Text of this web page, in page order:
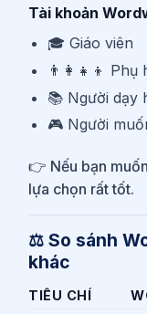
Tài khoản
🎓 Giáo viên
👨‍👩‍👧‍👦 Phụ
📚 Người dạy
🎮 Người
👉 Nếu bạn
lựa chọn rất tốt.
⚖️ So sánh
khác
TIÊU CHÍ